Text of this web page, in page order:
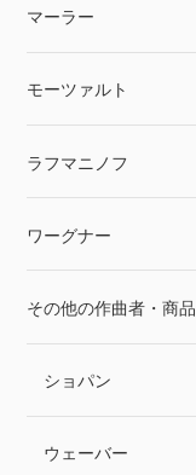
マーラー
モーツァルト
ラフマニノフ
ワーグナー
その他の作曲者・商品
ショパン
ウェーバー